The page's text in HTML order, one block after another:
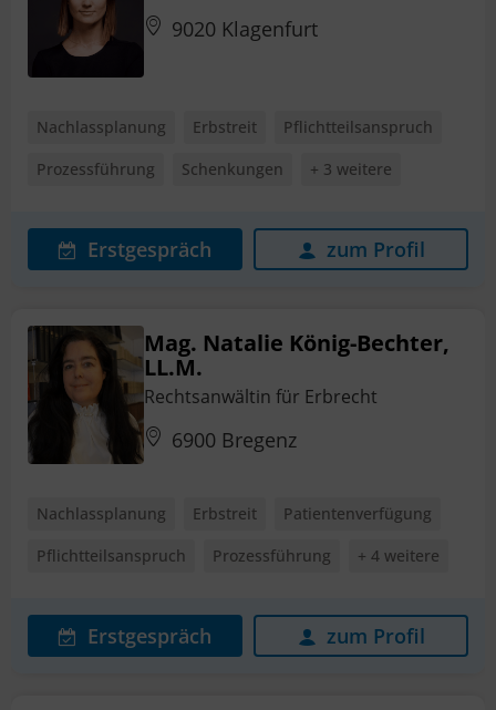
9020 Klagenfurt
Nachlassplanung Erbstreit
Pflichtteilsanspruch
Prozessführung
Schenkungen + 3 weitere
Erstgespräch zum Profil
Mag. Natalie König-Bechter,
LL.M.
Rechtsanwältin für Erbrecht
6900 Bregenz
Nachlassplanung Erbstreit
Patientenverfügung
Pflichtteilsanspruch
Prozessführung + 4 weitere
Erstgespräch zum Profil